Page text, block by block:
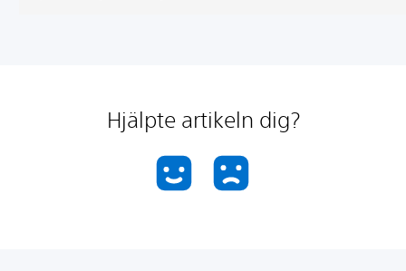
Hjälpte artikeln dig?